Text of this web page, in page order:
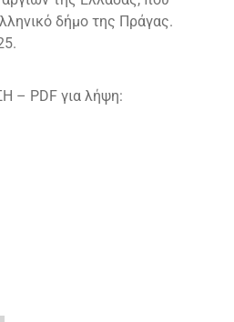
δήμο της Πράγας.
– PDF για λήψη: